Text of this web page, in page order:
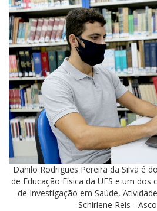
Danilo Rodrigues Pereira da Silva é
de Educação Física da UFS e um
de Investigação em Saúde,
Schirlene Reis -